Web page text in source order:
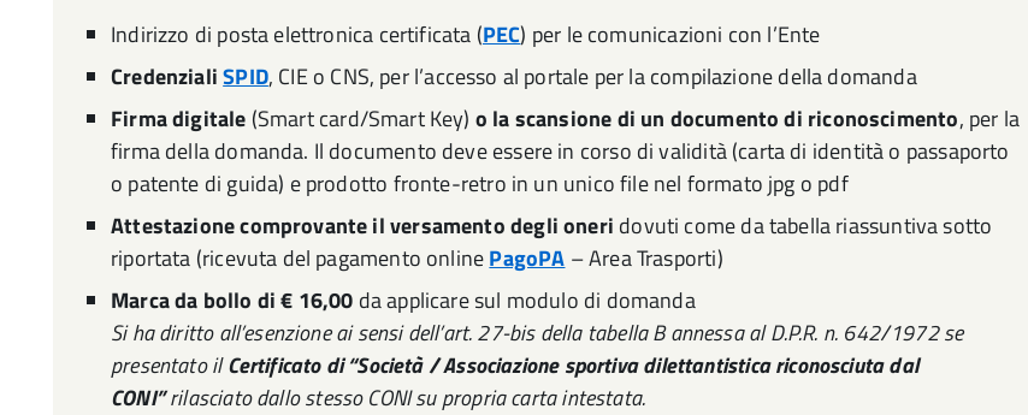
Indirizzo di posta elettronica certificata (PEC) per le comunicazioni con l’Ente
CredenzialiSPID, CIE o CNS, per l’accesso al portale per la compilazione della domanda
Firma digitale (Smart card/Smart Key) o la scansione di un documento di riconoscimento, per la
firma della domanda. Il documento deve essere in corso di validità (carta di identità o passaporto
o patente di guida) e prodotto fronte-retro in un unico file nel formato jpg o pdf
Attestazione comprovante il versamento degli oneri dovuti come da tabella riassuntiva sotto
riportata (ricevuta del pagamento onlinePagoPA – Area Trasporti)
Marca da bollo di € 16,00 da applicare sul modulo di domanda
Si ha diritto all’esenzione ai sensi dell’art. 27-bis della tabella B annessa al D.P.R. n. 642/1972 se
presentato ilCertificato di “Società / Associazione sportiva dilettantistica riconosciuta dal
CONI”rilasciato dallo stesso CONI su propria carta intestata.